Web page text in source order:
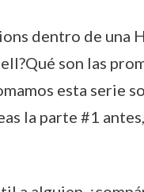
​dentro de una
son las
esta serie
la parte #1